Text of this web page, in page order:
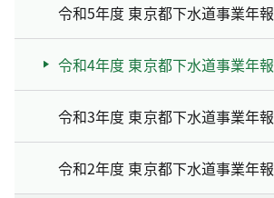
令和5年度 東京都下水道事業年報
令和4年度 東京都下水道事業年報
令和3年度 東京都下水道事業年報
令和2年度 東京都下水道事業年報